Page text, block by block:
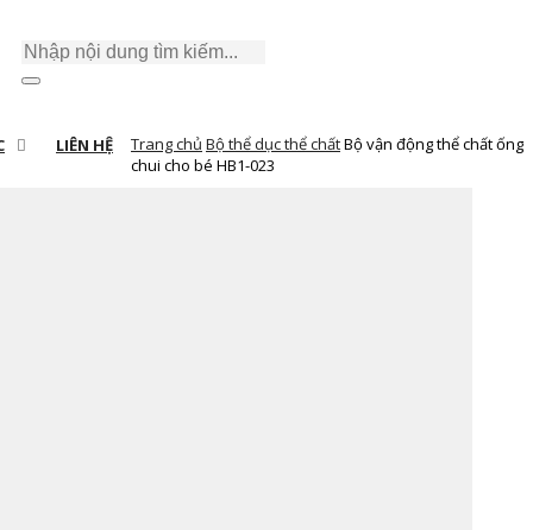
LIÊN HỆ Trang chủ Bộ thể dục thể chấtBộ vận động thể chất ống
chui cho bé HB1-023